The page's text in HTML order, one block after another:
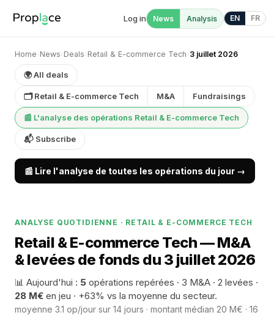
Log in News Analysis EN FR
Home› News› Deals› Retail & E-commerce Tech› 3 juillet 2026
🌍 All deals
🗂 Retail & E-commerce Tech M&A Fundraisings
📰 L'analyse des opérations Retail & E-commerce Tech
📬 Subscribe
📰 Lire l'analyse de toutes les opérations du jour →
ANALYSE QUOTIDIENNE · RETAIL & E-COMMERCE TECH
Retail & E-commerce Tech — M&A
& levées de fonds du 3 juillet 2026
📊 Aujourd'hui : 5 opérations repérées · 3 M&A · 2 levées ·
28 M€ en jeu · +63% vs la moyenne du secteur.
moyenne 3.1 op/jour sur 14 jours · montant médian 20 M€ · 16